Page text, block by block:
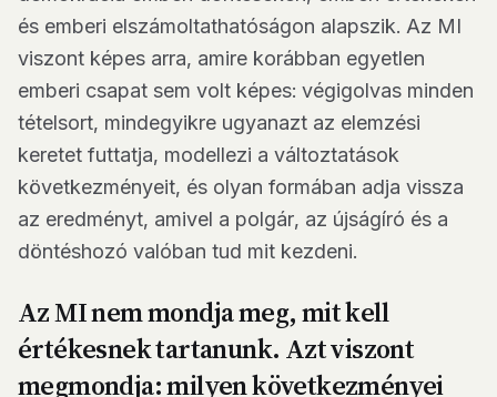
és emberi elszámoltathatóságon alapszik. Az MI
viszont képes arra, amire korábban egyetlen
emberi csapat sem volt képes: végigolvas minden
tételsort, mindegyikre ugyanazt az elemzési
keretet futtatja, modellezi a változtatások
következményeit, és olyan formában adja vissza
az eredményt, amivel a polgár, az újságíró és a
döntéshozó valóban tud mit kezdeni.
Az MI nem mondja meg, mit kell
értékesnek tartanunk. Azt viszont
megmondja: milyen következményei